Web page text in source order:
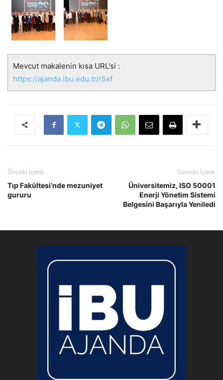
Mevcut makalenin kısa URL'si :
https://ajanda.ibu.edu.tr/r5xf
Önceki İçerik
Tıp Fakültesi’nde mezuniyet
gururu
Sonraki İçerik
Üniversitemiz, ISO 50001
Enerji Yönetim Sistemi
Belgesini Başarıyla Yeniledi